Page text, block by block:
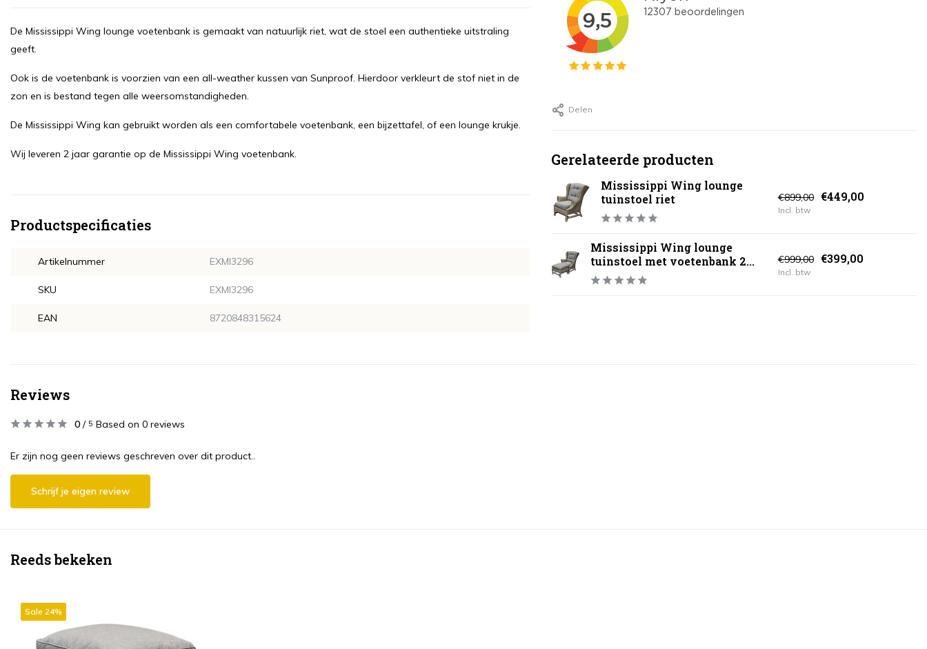
De Mississippi Wing lounge voetenbank is gemaakt van natuurlijk riet, wat de stoel een authentieke uitstraling
geeft.
Ook is de voetenbank is voorzien van een all-weather kussen van Sunproof. Hierdoor verkleurt de stof niet in de
zon en is bestand tegen alle weersomstandigheden.
De Mississippi Wing kan gebruikt worden als een comfortabele voetenbank, een bijzettafel, of een lounge krukje.
Wij leveren 2 jaar garantie op de Mississippi Wing voetenbank.
Productspecificaties
Artikelnummer EXMI3296
SKU EXMI3296
EAN 8720848315624
Delen
Gerelateerde producten
Mississippi Wing lounge
tuinstoel riet
€899,00 €449,00
Incl. btw
Mississippi Wing lounge
tuinstoel met voetenbank 2...
€999,00 €399,00
Incl. btw
Reviews
0 / 5 Based on 0 reviews
Er zijn nog geen reviews geschreven over dit product..
Schrijf je eigen review
Reeds bekeken
Sale 24%